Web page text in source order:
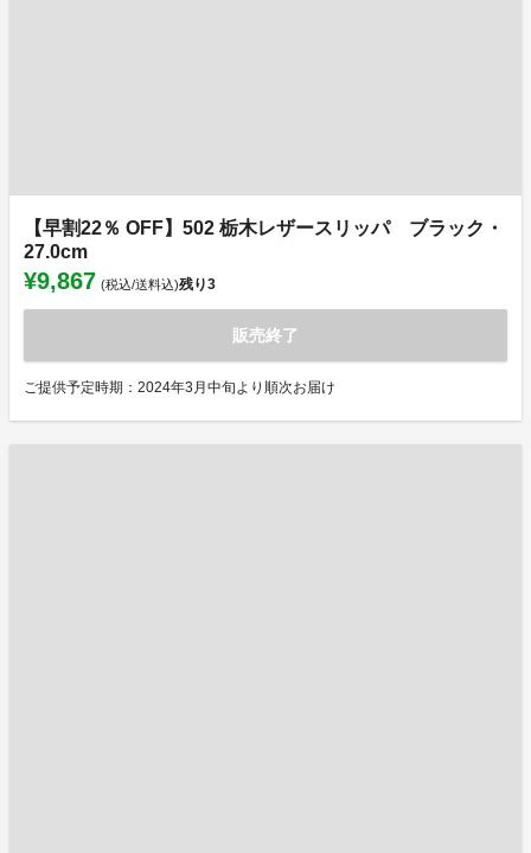
【早割22％ OFF】502 栃木レザースリッパ ブラック・
27.0cm
¥9,867 (税込/送料込)残り3
販売終了
ご提供予定時期：2024年3月中旬より順次お届け